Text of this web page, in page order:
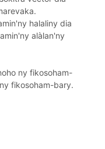
halaliny dia
alàlan'ny
ny fikosoham-
fikosoham-bary.